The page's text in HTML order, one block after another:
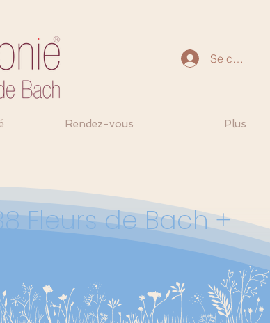
Se connecter
Rendez-vous Plus
Fleurs de Bach +